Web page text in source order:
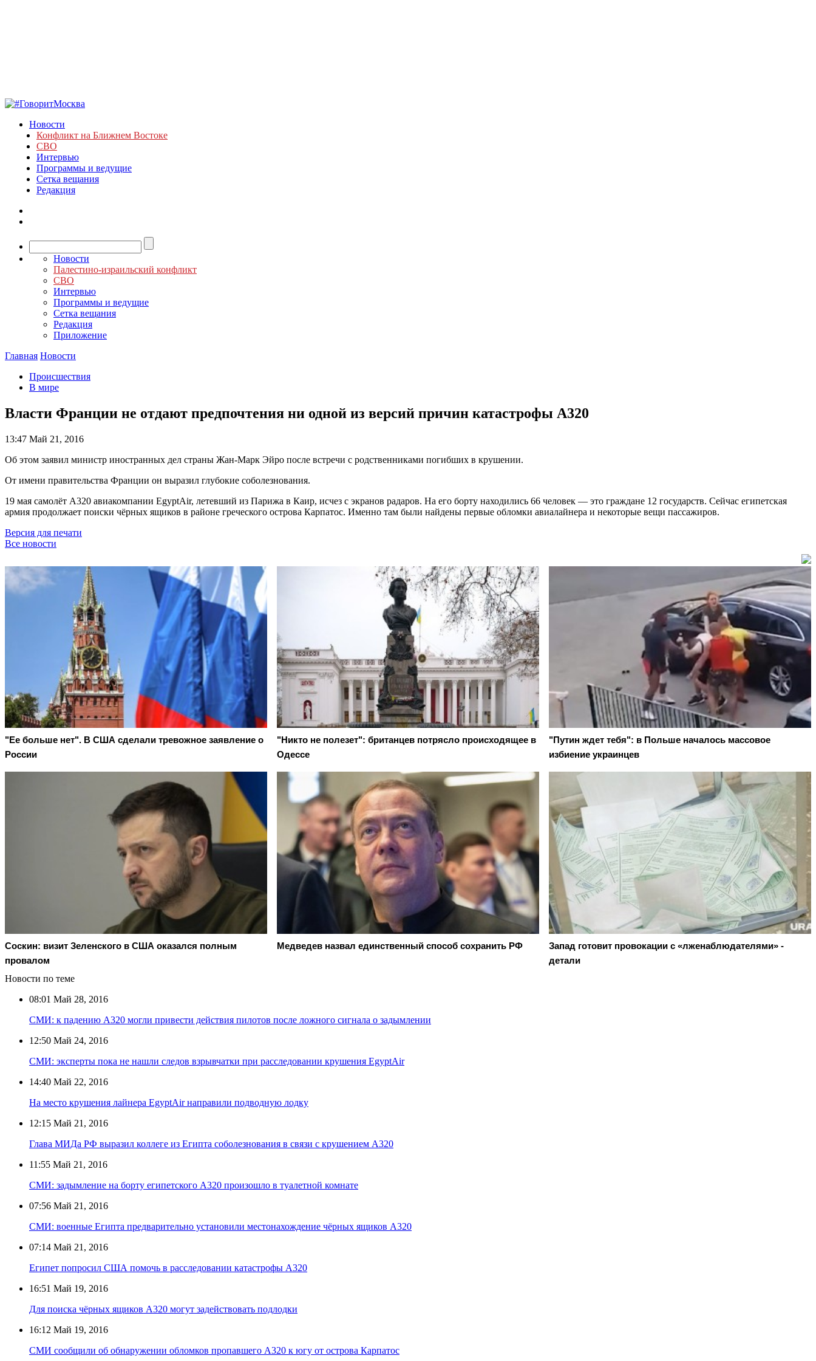
Новости
Конфликт на Ближнем Востоке
СВО
Интервью
Программы и ведущие
Сетка вещания
Редакция
Новости
Палестино-израильский конфликт
СВО
Интервью
Программы и ведущие
Сетка вещания
Редакция
Приложение
Главная Новости
Происшествия
В мире
Власти Франции не отдают предпочтения ни одной из версий причин катастрофы А320
13:47 Май 21, 2016
Об этом заявил министр иностранных дел страны Жан-Марк Эйро после встречи с родственниками погибших в крушении.
От имени правительства Франции он выразил глубокие соболезнования.
19 мая самолёт А320 авиакомпании EgyptAir, летевший из Парижа в Каир, исчез с экранов радаров. На его борту находились 66 человек — это граждане 12 государств. Сейчас египетская
армия продолжает поиски чёрных ящиков в районе греческого острова Карпатос. Именно там были найдены первые обломки авиалайнера и некоторые вещи пассажиров.
Версия для печати
Все новости
"Ее больше нет". В США сделали тревожное заявление о
России
"Никто не полезет": британцев потрясло происходящее в
Одессе
"Путин ждет тебя": в Польше началось массовое
избиение украинцев
Соскин: визит Зеленского в США оказался полным
провалом
Медведев назвал единственный способ сохранить РФ
Запад готовит провокации с «лженаблюдателями» -
детали
Новости по теме
08:01 Май 28, 2016
СМИ: к падению А320 могли привести действия пилотов после ложного сигнала о задымлении
12:50 Май 24, 2016
СМИ: эксперты пока не нашли следов взрывчатки при расследовании крушения EgyptAir
14:40 Май 22, 2016
На место крушения лайнера EgyptAir направили подводную лодку
12:15 Май 21, 2016
Глава МИДа РФ выразил коллеге из Египта соболезнования в связи с крушением А320
11:55 Май 21, 2016
СМИ: задымление на борту египетского А320 произошло в туалетной комнате
07:56 Май 21, 2016
СМИ: военные Египта предварительно установили местонахождение чёрных ящиков А320
07:14 Май 21, 2016
Египет попросил США помочь в расследовании катастрофы А320
16:51 Май 19, 2016
Для поиска чёрных ящиков А320 могут задействовать подлодки
16:12 Май 19, 2016
СМИ сообщили об обнаружении обломков пропавшего А320 к югу от острова Карпатос